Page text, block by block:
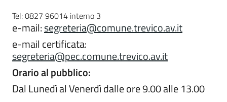
Tel: 0827 96014 interno 3
e-mail:segreteria@comune.trevico.av.it
e-mail certificata:
segreteria@pec.comune.trevico.av.it
Orario al pubblico:
Dal Lunedì al Venerdì dalle ore 9.00 alle 13.00